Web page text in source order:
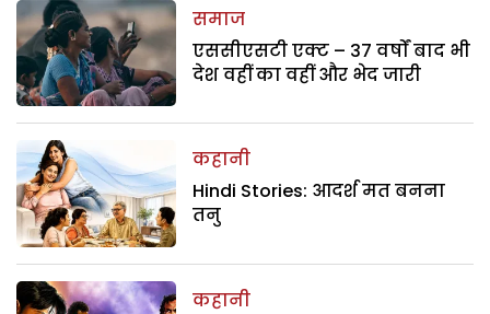
समाज
एससीएसटी एक्ट – 37 वर्षों बाद भी
देश वहीं का वहीं और भेद जारी
कहानी
Hindi Stories: आदर्श मत बनना
तनु
कहानी